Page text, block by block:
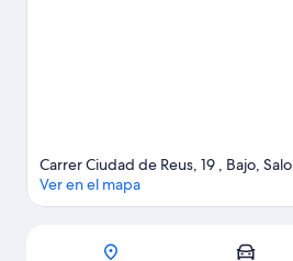
Mapa
Carrer Ciudad de Reus, 19 , Bajo,
Ver en el mapa